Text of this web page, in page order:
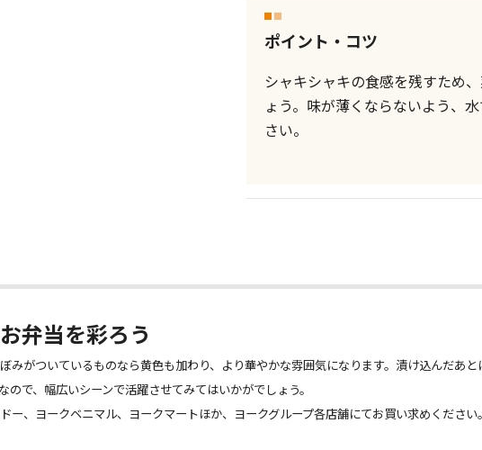
ポイント・コツ
シャキシャキの食感を残すため
ょう。味が薄くならないよう、
さい。
弁当を彩ろう
みがついているものなら黄色も加わり、より華やかな雰囲気になります。漬け込んだあ
で、幅広いシーンで活躍させてみてはいかがでしょう。
、ヨークベニマル、ヨークマートほか、ヨークグループ各店舗にてお買い求めください。